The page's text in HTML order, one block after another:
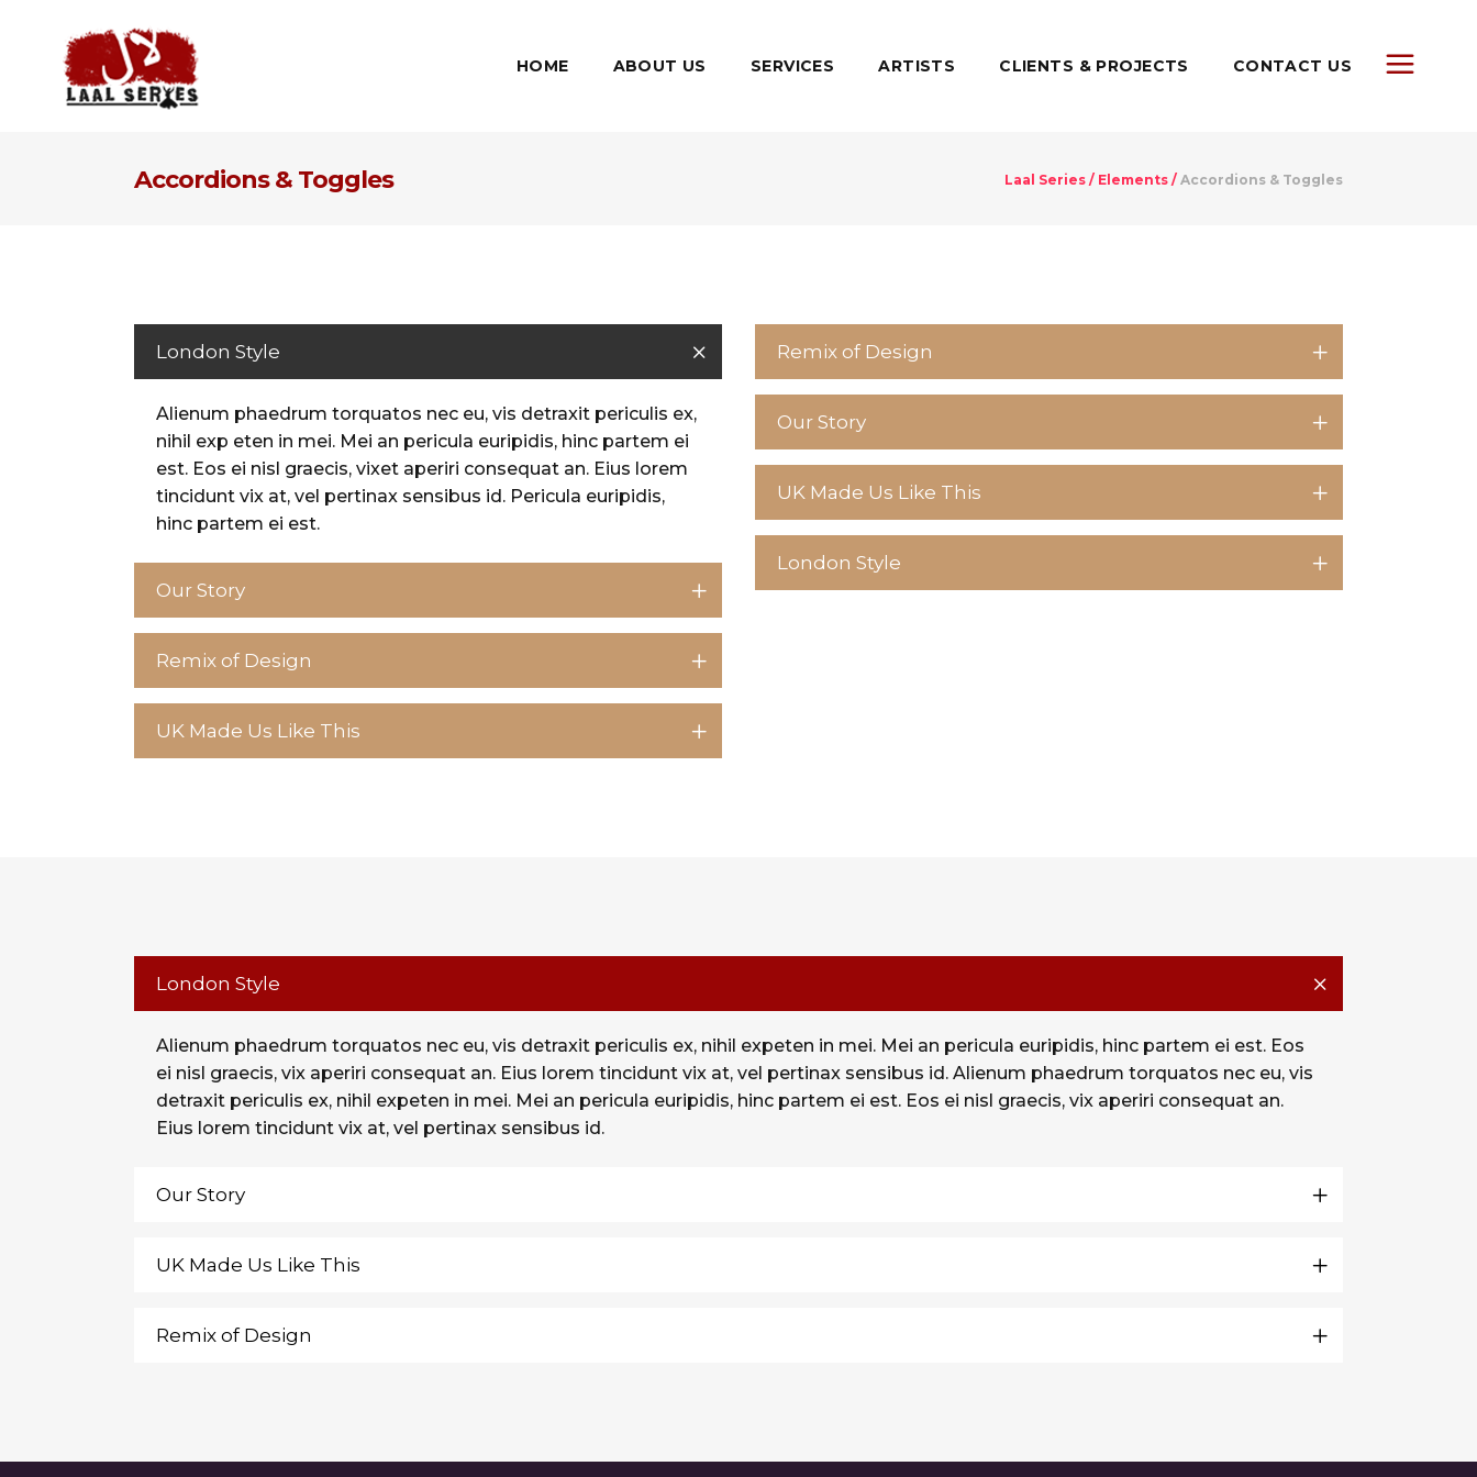
HOME ABOUT US SERVICES ARTISTS CLIENTS & PROJECTS CONTACT US
Accordions & Toggles Laal Series / Elements / Accordions & Toggles
London Style
Alienum phaedrum torquatos nec eu, vis detraxit periculis ex,
nihil exp eten in mei. Mei an pericula euripidis, hinc partem ei
est. Eos ei nisl graecis, vixet aperiri consequat an. Eius lorem
tincidunt vix at, vel pertinax sensibus id. Pericula euripidis,
hinc partem ei est.
Our Story
Remix of Design
UK Made Us Like This
Remix of Design
Our Story
UK Made Us Like This
London Style
London Style
Alienum phaedrum torquatos nec eu, vis detraxit periculis ex, nihil expeten in mei. Mei an pericula euripidis, hinc partem ei est. Eos
ei nisl graecis, vix aperiri consequat an. Eius lorem tincidunt vix at, vel pertinax sensibus id. Alienum phaedrum torquatos nec eu, vis
detraxit periculis ex, nihil expeten in mei. Mei an pericula euripidis, hinc partem ei est. Eos ei nisl graecis, vix aperiri consequat an.
Eius lorem tincidunt vix at, vel pertinax sensibus id.
Our Story
UK Made Us Like This
Remix of Design